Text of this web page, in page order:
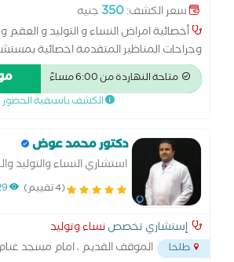
سعر الكشف:350 جنيه
أخصائية امراض النساء و التوليد و
وجراحات المناظير المتقدمة اخصائية
سابقا ومستشفى المنصورة العام
الشاطبي للنساء والتوليد السكندرية سابقا
النساء والتوليد جامعة بنها ماجستير امراض
الاكلينكيه لأمراض النساء والتوليد الكشف
الابعاد سعر الكشف يشمل السونار برنامج
الحمل و الولادة بدون الم.عمليات تجميل
المهبل ، جراحات المناظير المتقدمة.
متاحة النهاردة من 6:00 مساءً
الكشف باسبقية الحضور
دكتور محمد عوض
استشاري النساء والتوليد
والمناظير IVF, ICSI consultant
(4 تقييم)
إستشاري تخصصنساء وتوليد
طلخا الموقف القديم ، امام مسجد